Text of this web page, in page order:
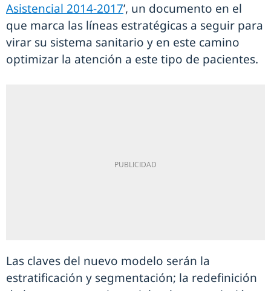
Asistencial 2014-2017’, un documento en el
que marca las líneas estratégicas a seguir para
virar su sistema sanitario y en este camino
optimizar la atención a este tipo de pacientes.
Las claves del nuevo modelo serán la
estratificación y segmentación; la redefinición